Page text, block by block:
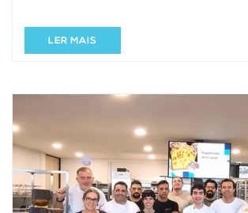
LER MAIS